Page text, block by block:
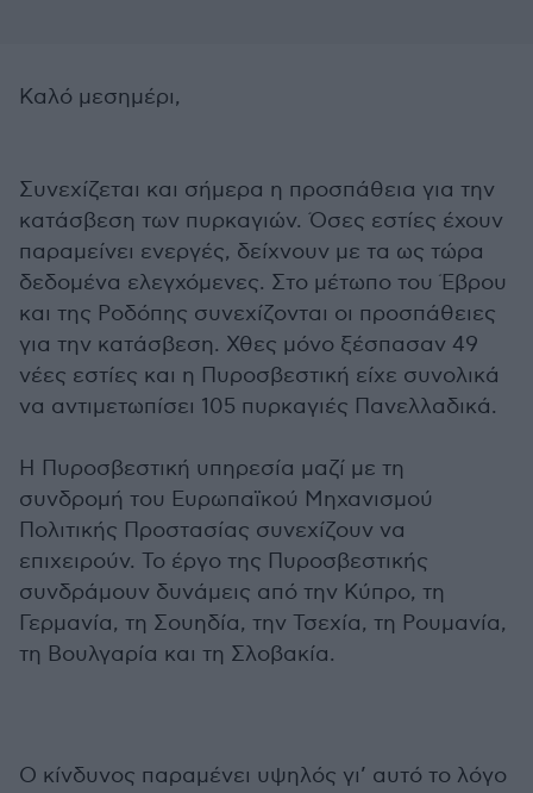
Καλό μεσημέρι,
Συνεχίζεται και σήμερα η προσπάθεια για την
κατάσβεση των πυρκαγιών. Όσες εστίες έχουν
παραμείνει ενεργές, δείχνουν με τα ως τώρα
δεδομένα ελεγχόμενες. Στο μέτωπο του Έβρου
και της Ροδόπης συνεχίζονται οι προσπάθειες
για την κατάσβεση. Χθες μόνο ξέσπασαν 49
νέες εστίες και η Πυροσβεστική είχε συνολικά
να αντιμετωπίσει 105 πυρκαγιές Πανελλαδικά.
Η Πυροσβεστική υπηρεσία μαζί με τη
συνδρομή του Ευρωπαϊκού Μηχανισμού
Πολιτικής Προστασίας συνεχίζουν να
επιχειρούν. Το έργο της Πυροσβεστικής
συνδράμουν δυνάμεις από την Κύπρο, τη
Γερμανία, τη Σουηδία, την Τσεχία, τη Ρουμανία,
τη Βουλγαρία και τη Σλοβακία.
Ο κίνδυνος παραμένει υψηλός γι’ αυτό το λόγο